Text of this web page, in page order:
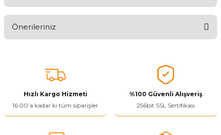
Önerileriniz
tarafımıza iletebilirsiniz.
Görüş ve önerileriniz için teşekkür ederiz.
Ürün resmi kalitesiz, bozuk veya görüntülenemiyor.
Ürün bilgilerinde hatalar bulunuyor.
Hızlı Kargo Hizmeti
16:00’a kadar ki tüm siparişler
%100 Güvenli Alışveriş
256bit SSL Sertifikası